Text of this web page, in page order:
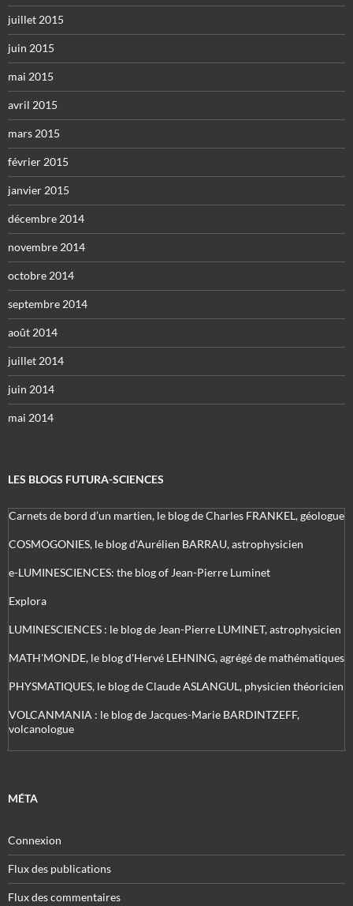
juillet 2015
juin 2015
mai 2015
avril 2015
mars 2015
février 2015
janvier 2015
décembre 2014
novembre 2014
octobre 2014
septembre 2014
août 2014
juillet 2014
juin 2014
mai 2014
LES BLOGS FUTURA-SCIENCES
Carnets de bord d’un martien, le blog de Charles FRANKEL, géologue
COSMOGONIES, le blog d'Aurélien BARRAU, astrophysicien
e-LUMINESCIENCES: the blog of Jean-Pierre Luminet
Explora
LUMINESCIENCES : le blog de Jean-Pierre LUMINET, astrophysicien
MATH'MONDE, le blog d'Hervé LEHNING, agrégé de mathématiques
PHYSMATIQUES, le blog de Claude ASLANGUL, physicien théoricien
VOLCANMANIA : le blog de Jacques-Marie BARDINTZEFF,
volcanologue
MÉTA
Connexion
Flux des publications
Flux des commentaires